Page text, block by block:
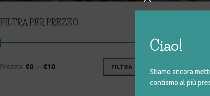
Ciao!
Stiamo ancora
contiamo al più
FILTRA PER PREZZO
FILTRA
Prezzo: €0— €10